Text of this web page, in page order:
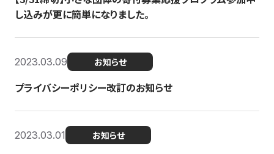
し込みが更に簡単になりました。
2023.03.09 お知らせ
プライバシーポリシー改訂のお知らせ
2023.03.01 お知らせ